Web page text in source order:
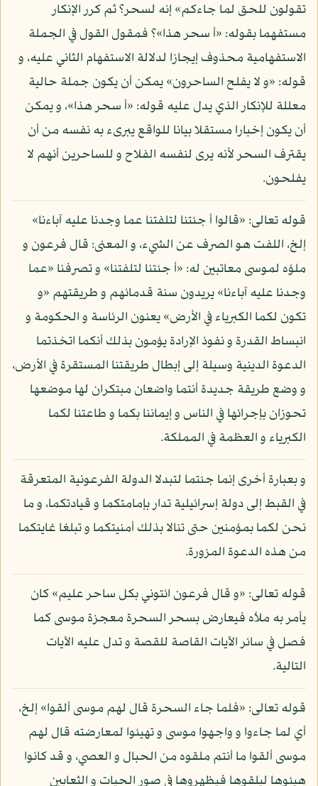
تقولون للحق لما جاءكم» إنه لسحر؟ ثم كرر الإنكار
مستفهما بقوله: «أ سحر هذا»؟ فمقول القول في الجملة
الاستفهامية محذوف إيجازا لدلالة الاستفهام الثاني عليه، و
قوله: «و لا يفلح الساحرون» يمكن أن يكون جملة حالية
معللة للإنكار الذي يدل عليه قوله: «أ سحر هذا»، و يمكن
أن يكون إخبارا مستقلا بيانا للواقع يبرىء به نفسه من أن
يقترف السحر لأنه يرى لنفسه الفلاح و للساحرين أنهم لا
يفلحون.
قوله تعالى: «قالوا أ جئتنا لتلفتنا عما وجدنا عليه آباءنا»
إلخ، اللفت هو الصرف عن الشيء، و المعنى: قال فرعون و
ملؤه لموسى معاتبين له: «أ جئتنا لتلفتنا» و تصرفنا «عما
وجدنا عليه آباءنا» يريدون سنة قدمائهم و طريقتهم «و
تكون لكما الكبرياء في الأرض» يعنون الرئاسة و الحكومة و
انبساط القدرة و نفوذ الإرادة يؤمون بذلك أنكما اتخذتما
الدعوة الدينية وسيلة إلى إبطال طريقتنا المستقرة في الأرض،
و وضع طريقة جديدة أنتما واضعان مبتكران لها موضعها
تحوزان بإجرائها في الناس و إيماننا بكما و طاعتنا لكما
الكبرياء و العظمة في المملكة.
و بعبارة أخرى إنما جئتما لتبدلا الدولة الفرعونية المتعرقة
في القبط إلى دولة إسرائيلية تدار بإمامتكما و قيادتكما، و ما
نحن لكما بمؤمنين حتى تنالا بذلك أمنيتكما و تبلغا غايتكما
من هذه الدعوة المزورة.
قوله تعالى: «و قال فرعون ائتوني بكل ساحر عليم» كان
يأمر به ملأه فيعارض بسحر السحرة معجزة موسى كما
فصل في سائر الآيات القاصة للقصة و تدل عليه الآيات
التالية.
قوله تعالى: «فلما جاء السحرة قال لهم موسى ألقوا» إلخ،
أي لما جاءوا و واجهوا موسى و تهيئوا لمعارضته قال لهم
موسى ألقوا ما أنتم ملقوه من الحبال و العصي، و قد كانوا
هيئوها ليلقوها فيظهروها في صور الحيات و الثعابين